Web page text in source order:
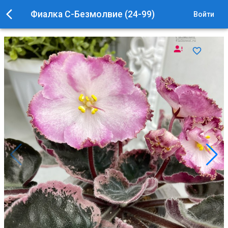
Фиалка С-Безмолвие (24-99) Войти